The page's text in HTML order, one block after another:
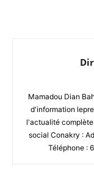
Mamadou Dian
d'information
l'actualité
social Conakry :
Téléphone :